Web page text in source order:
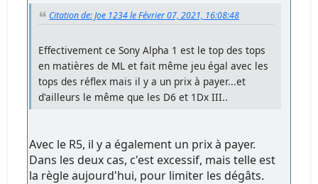
Citation de: Joe 1234 le Février 07, 2021, 16:08:48
Effectivement ce Sony Alpha 1 est le top des tops
en matières de ML et fait même jeu égal avec les
tops des réflex mais il y a un prix à payer...et
d'ailleurs le même que les D6 et 1Dx III..
Avec le R5, il y a également un prix à payer.
Dans les deux cas, c'est excessif, mais telle est
la règle aujourd'hui, pour limiter les dégâts.